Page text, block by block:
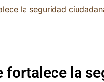
la seguridad
fortalece la